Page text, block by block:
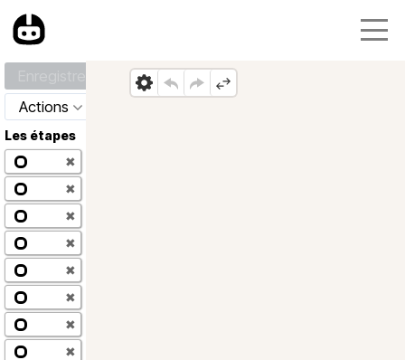
Actions
Les étapes
✖
✖
✖
✖
✖
✖
✖
✖